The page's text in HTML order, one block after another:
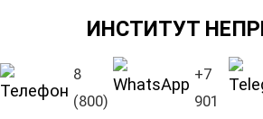
ИНСТИТУТ
8
(800)
+7
901